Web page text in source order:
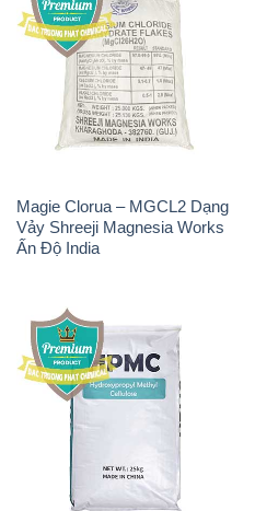
Magie Clorua – MGCL2 Dạng
Vảy Shreeji Magnesia Works
Ấn Độ India